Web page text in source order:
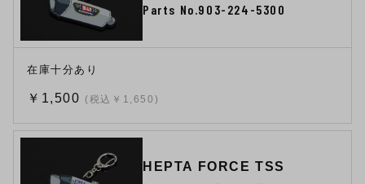
Parts No.903-224-5300
在庫十分あり
￥1,500 (税込￥1,650)
HEPTA FORCE TSS